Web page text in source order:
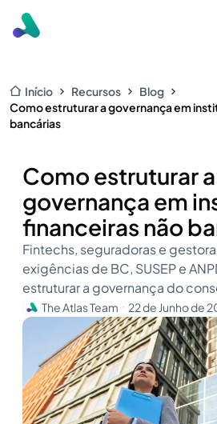
Início Recursos
Blog
Como estruturar a governança em
bancárias
Como estruturar a
governança em
financeiras não
Fintechs, seguradoras e
exigências de BC, SUSEP e
estruturar a governança do
The Atlas Team ・ 22 de Junho de